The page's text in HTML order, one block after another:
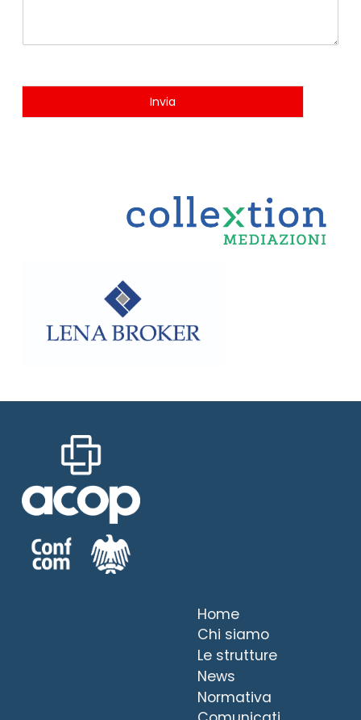
Invia
Home
Chi siamo
Le strutture
News
Normativa